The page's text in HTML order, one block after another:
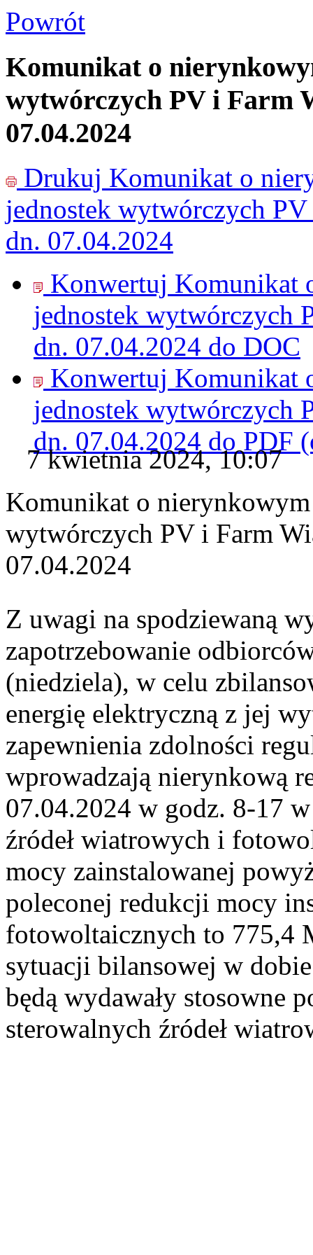
Powrót
Komunikat o
wytwórczych PV i Farm
07.04.2024
Drukuj Komunikat o
jednostek wytwórczych
dn. 07.04.2024
Konwertuj Komunikat
jednostek wytwórczych
dn. 07.04.2024 do DOC
Konwertuj Komunikat
jednostek wytwórczych
dn. 07.04.2024 do PDF
7 kwietnia 2024, 10:07
Komunikat o
wytwórczych PV i Farm
07.04.2024
Z uwagi na spodziewaną
zapotrzebowanie
(niedziela), w celu
energię elektryczną z jej
zapewnienia zdolności
wprowadzają nierynkową
07.04.2024 w godz. 8-17
źródeł wiatrowych i
mocy zainstalowanej
poleconej redukcji mocy
fotowoltaicznych to 775,4
sytuacji bilansowej w
będą wydawały stosowne
sterowalnych źródeł